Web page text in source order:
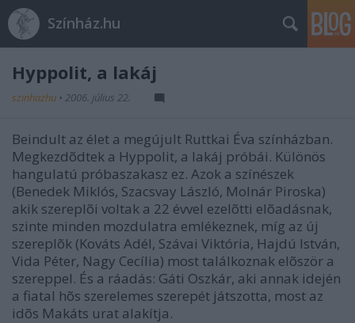
Színház.hu
Hyppolit, a lakáj
szinhazhu • 2006. július 22.
Beindult az élet a megújult Ruttkai Éva színházban.
Megkezdõdtek a Hyppolit, a lakáj próbái. Különös
hangulatú próbaszakasz ez. Azok a színészek
(Benedek Miklós, Szacsvay László, Molnár Piroska)
akik szereplõi voltak a 22 évvel ezelõtti elõadásnak,
szinte minden mozdulatra emlékeznek, míg az új
szereplõk (Kováts Adél, Szávai Viktória, Hajdú István,
Vida Péter, Nagy Cecília) most találkoznak elõször a
szereppel. És a ráadás: Gáti Oszkár, aki annak idején
a fiatal hõs szerelemes szerepét játszotta, most az
idõs Makáts urat alakítja.